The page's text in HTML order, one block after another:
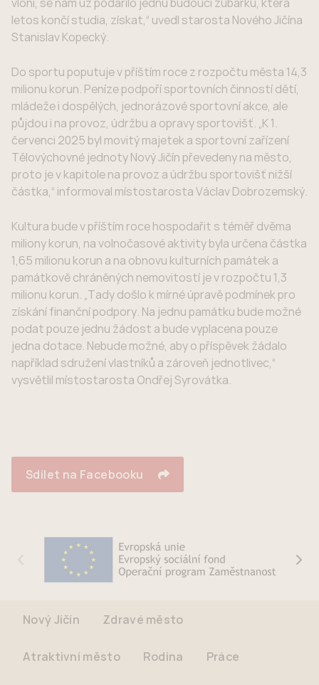
letos končí studia, získat,“ uvedl starosta Nového Jičína
Stanislav Kopecký.
Do sportu poputuje v příštím roce z rozpočtu města 14,3
milionu korun. Peníze podpoří sportovních činností dětí,
mládeže i dospělých, jednorázové sportovní akce, ale
půjdou i na provoz, údržbu a opravy sportovišť. „K 1.
červenci 2025 byl movitý majetek a sportovní zařízení
Tělovýchovné jednoty Nový Jičín převedeny na město,
proto je v kapitole na provoz a údržbu sportovišť nižší
částka,“ informoval místostarosta Václav Dobrozemský.
Kultura bude v příštím roce hospodařit s téměř dvěma
miliony korun, na volnočasové aktivity byla určena částka
1,65 milionu korun a na obnovu kulturních památek a
památkově chráněných nemovitostí je v rozpočtu 1,3
milionu korun. „Tady došlo k mírné úpravě podmínek pro
získání finanční podpory. Na jednu památku bude možné
podat pouze jednu žádost a bude vyplacena pouze
jedna dotace. Nebude možné, aby o příspěvek žádalo
například sdružení vlastníků a zároveň jednotlivec,“
vysvětlil místostarosta Ondřej Syrovátka.
Sdílet na Facebooku
Nový Jičín Zdravé město
Atraktivní město Rodina Práce